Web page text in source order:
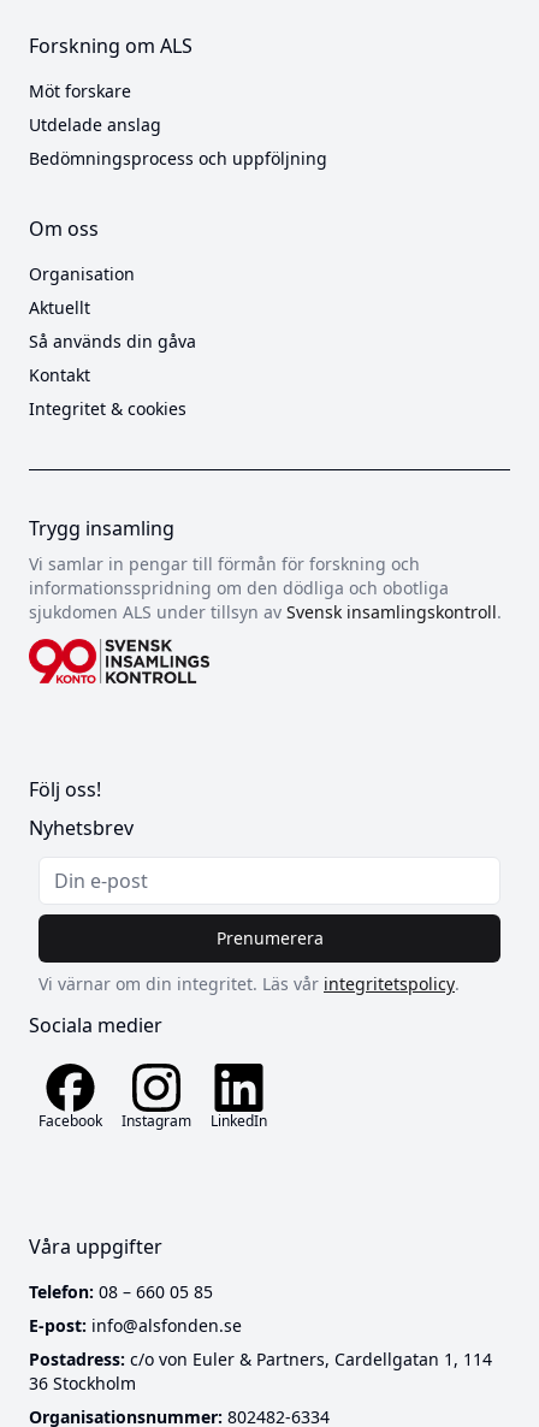
Forskning om ALS
Möt forskare
Utdelade anslag
Bedömningsprocess och uppföljning
Om oss
Organisation
Aktuellt
Så används din gåva
Kontakt
Integritet & cookies
Trygg insamling
Vi samlar in pengar till förmån för forskning och
informationsspridning om den dödliga och obotliga
sjukdomen ALS under tillsyn av Svensk insamlingskontroll.
Följ oss!
Nyhetsbrev
Prenumerera
Vi värnar om din integritet. Läs vår integritetspolicy.
Sociala medier
Facebook Instagram LinkedIn
Våra uppgifter
Telefon: 08 – 660 05 85
E-post: info@alsfonden.se
Postadress: c/o von Euler & Partners, Cardellgatan 1, 114
36 Stockholm
Organisationsnummer: 802482-6334
Cookies